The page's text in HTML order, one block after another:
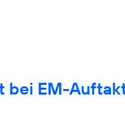
bei EM-